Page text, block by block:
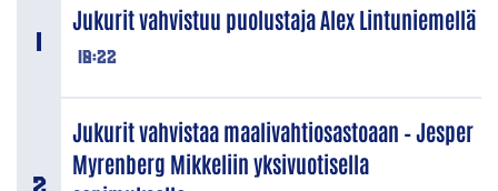
18:22
Jukurit vahvistuu puolustaja Alex Lintuniemellä
Jukurit vahvistaa maalivahtiosastoaan – Jesper
Myrenberg Mikkeliin yksivuotisella